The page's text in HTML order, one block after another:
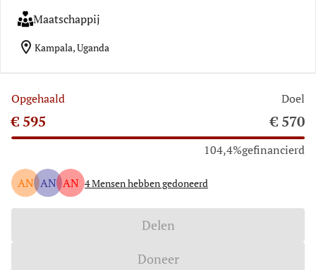
Maatschappij
location_on Kampala, Uganda
Opgehaald Doel
€ 595 € 570
104,4%gefinancierd
AN AN AN 4Mensen hebben gedoneerd
Delen
Doneer